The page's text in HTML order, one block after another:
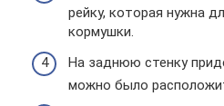
рейку, которая нужна
кормушки.
На заднюю стенку
можно было